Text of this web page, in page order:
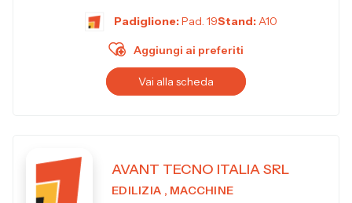
Padiglione:Pad. 19Stand:A10
Aggiungi ai preferiti
Vai alla scheda
AVANT TECNO ITALIA SRL
EDILIZIA , MACCHINE